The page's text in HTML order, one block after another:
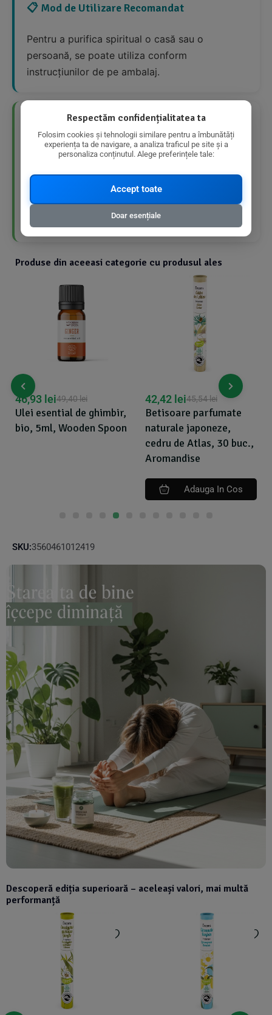
📋 Mod de Utilizare Recomandat
Pentru a purifica spiritual o casă sau o
persoană, se poate utiliza conform
instrucțiunilor de pe ambalaj.
👍 Avantaje Nutriționale
Produs 100% natural
Fără produse sintetice
Produse din aceeasi categorie cu produsul ales
Ulei esential de ghimbir,
bio, 5ml, Wooden Spoon
49,40lei
46,93 lei
Betisoare parfumate
naturale japoneze,
cedru de Atlas, 30 buc.,
Aromandise
45,54lei
42,42 lei
Adauga In Cos
SKU:3560461012419
Descoperă ediția superioară – aceleași valori, mai multă
performanță
Respectăm confidențialitatea ta
Folosim cookies și tehnologii similare pentru a îmbunătăți
experiența ta de navigare, a analiza traficul pe site și a
personaliza conținutul. Alege preferințele tale:
Accept toate
Doar esențiale